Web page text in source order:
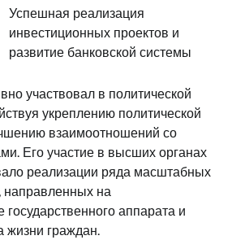
Успешная реализация
инвестиционных проектов и
развитие банковской системы
участвовал в политической
укреплению политической
взаимоотношений со
Его участие в высших органах
реализации ряда масштабных
направленных на
аппарата и
жизни граждан.